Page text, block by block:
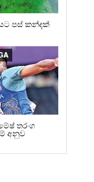
පස් කන්දක්
තරංග
අනුව